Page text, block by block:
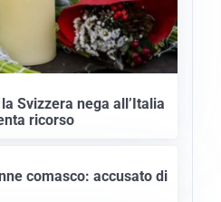
Svizzera nega all’Italia
ricorso
comasco: accusato di